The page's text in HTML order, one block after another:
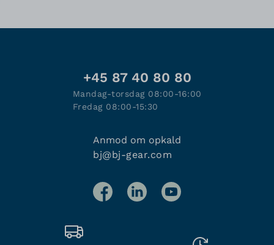
+45 87 40 80 80
Mandag-torsdag 08:00-16:00
Fredag 08:00-15:30
Anmod om opkald
bj@bj-gear.com